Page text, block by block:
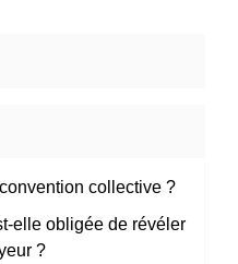
collective ?
elle obligée de révéler
?